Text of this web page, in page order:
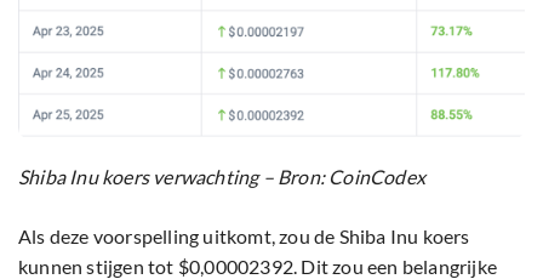
Shiba Inu koers verwachting – Bron: CoinCodex
Als deze voorspelling uitkomt, zou de Shiba Inu koers
kunnen stijgen tot $0,00002392. Dit zou een belangrijke